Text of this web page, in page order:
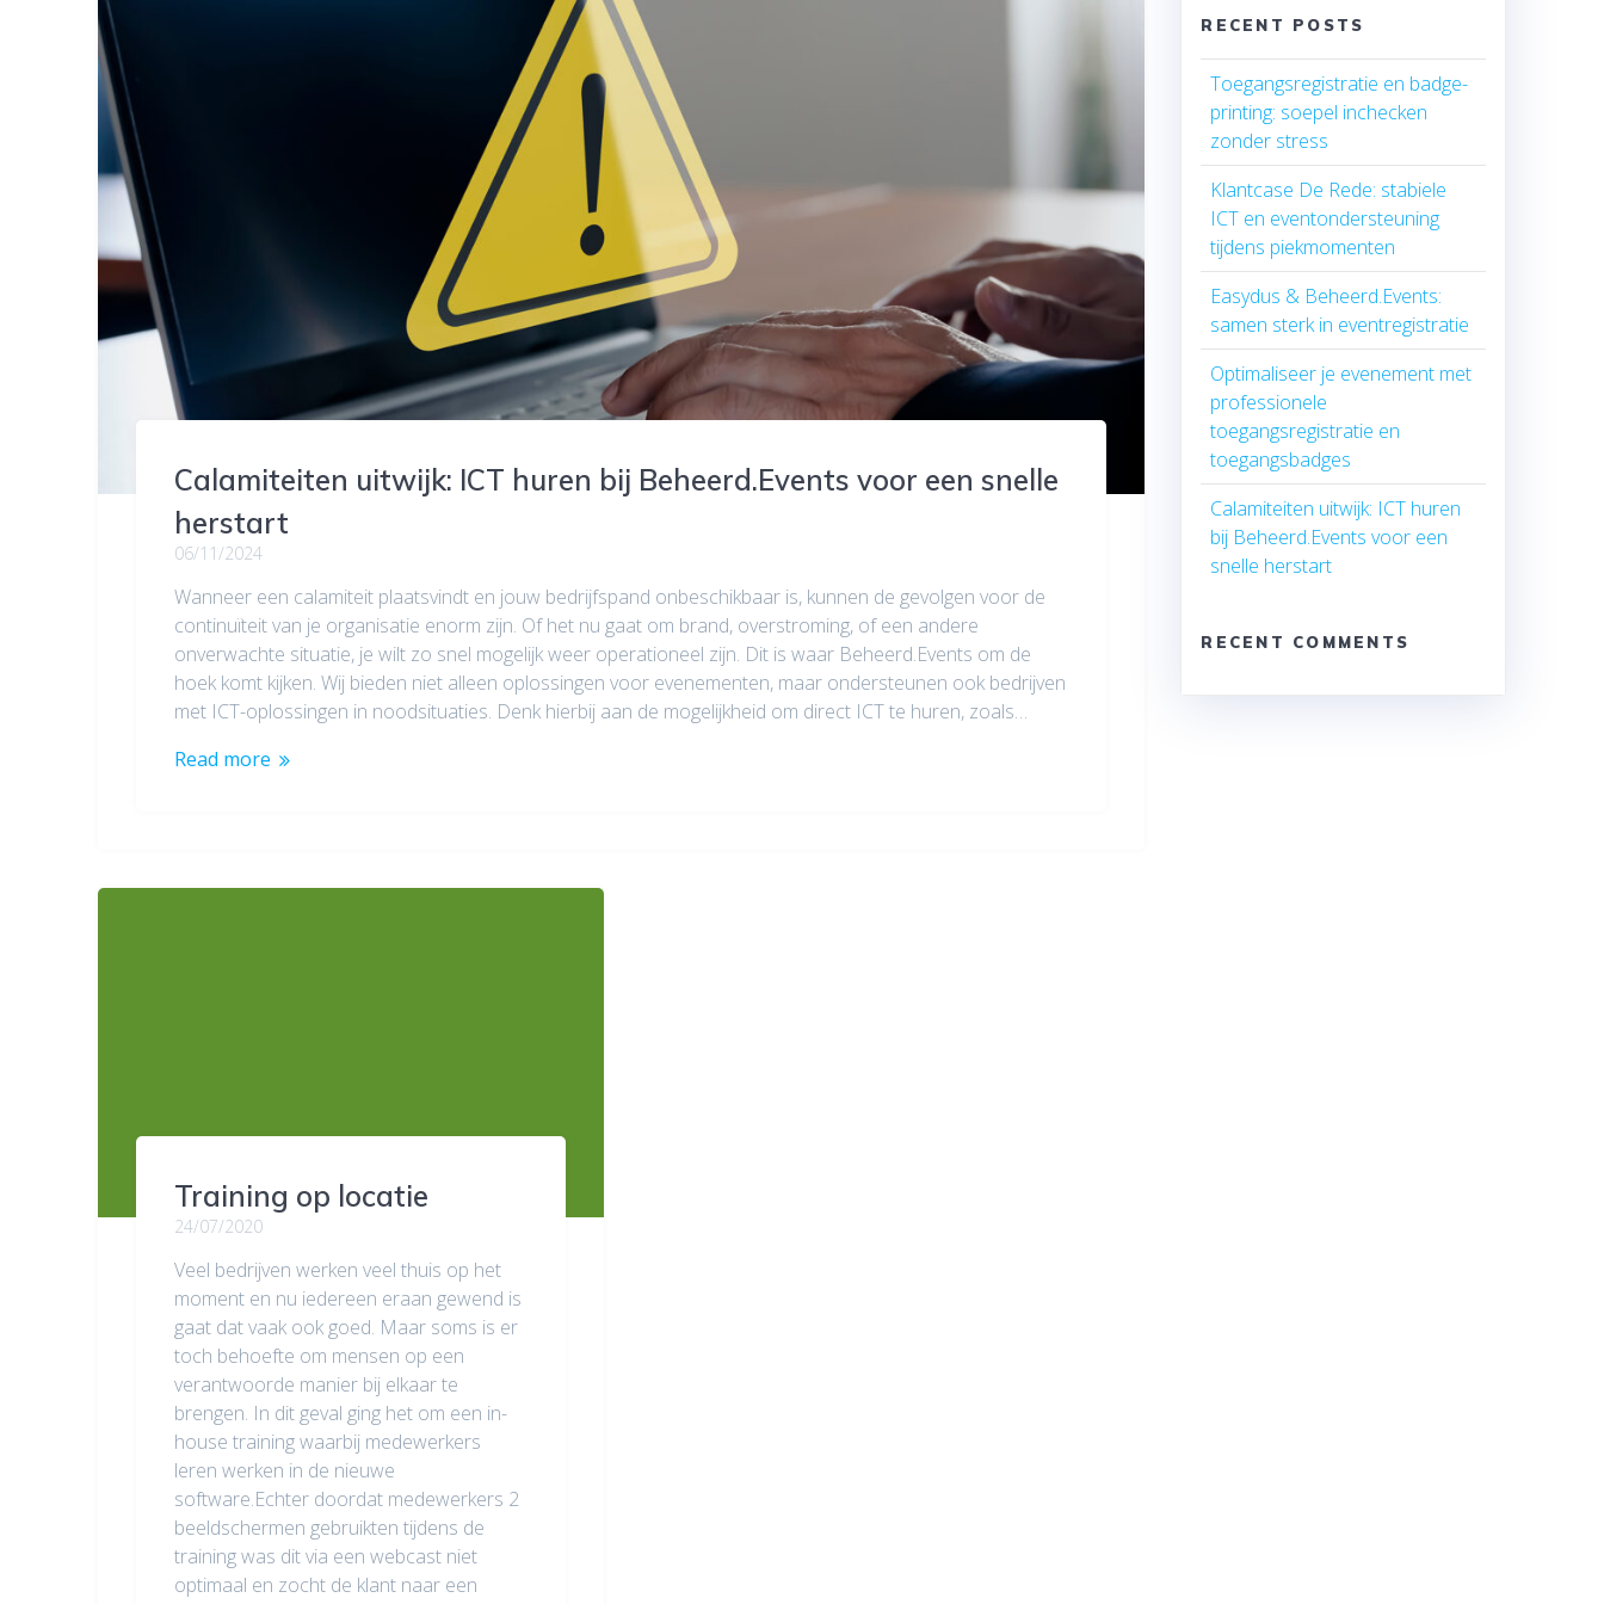
Calamiteiten uitwijk: ICT huren bij Beheerd.Events voor een snelle
herstart
06/11/2024
Wanneer een calamiteit plaatsvindt en jouw bedrijfspand onbeschikbaar is, kunnen de gevolgen voor de
continuïteit van je organisatie enorm zijn. Of het nu gaat om brand, overstroming, of een andere
onverwachte situatie, je wilt zo snel mogelijk weer operationeel zijn. Dit is waar Beheerd.Events om de
hoek komt kijken. Wij bieden niet alleen oplossingen voor evenementen, maar ondersteunen ook bedrijven
met ICT-oplossingen in noodsituaties. Denk hierbij aan de mogelijkheid om direct ICT te huren, zoals…
Read more
Training op locatie
24/07/2020
Veel bedrijven werken veel thuis op het
moment en nu iedereen eraan gewend is
gaat dat vaak ook goed. Maar soms is er
toch behoefte om mensen op een
verantwoorde manier bij elkaar te
brengen. In dit geval ging het om een in-
house training waarbij medewerkers
leren werken in de nieuwe
software.Echter doordat medewerkers 2
beeldschermen gebruikten tijdens de
training was dit via een webcast niet
optimaal en zocht de klant naar een
RECENT POSTS
Toegangsregistratie en badge-
printing: soepel inchecken
zonder stress
Klantcase De Rede: stabiele
ICT en eventondersteuning
tijdens piekmomenten
Easydus & Beheerd.Events:
samen sterk in eventregistratie
Optimaliseer je evenement met
professionele
toegangsregistratie en
toegangsbadges
Calamiteiten uitwijk: ICT huren
bij Beheerd.Events voor een
snelle herstart
RECENT COMMENTS